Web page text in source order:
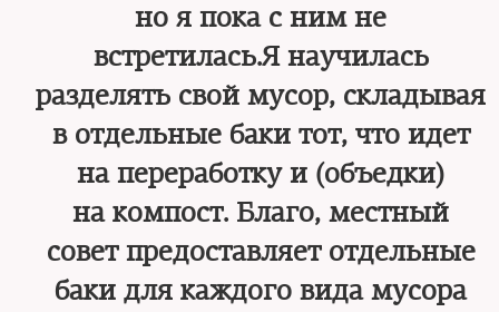
но я пока с ним не
встретилась.Я научилась
разделять свой мусор, складывая
в отдельные баки тот, что идет
на переработку и (объедки)
на компост. Благо, местный
совет предоставляет отдельные
баки для каждого вида мусора